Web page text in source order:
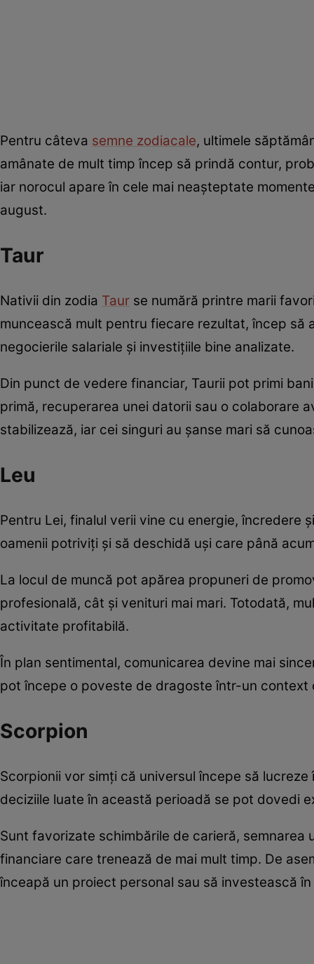
Pentru câteva semne zodiacale, ultimele
amânate de mult timp încep să prindă contur,
iar norocul apare în cele mai neașteptate
august.
Taur
Nativii din zodia Taur se numără printre marii
muncească mult pentru fiecare rezultat, încep să
negocierile salariale și investițiile bine analizate.
Din punct de vedere financiar, Taurii pot primi
primă, recuperarea unei datorii sau o colaborare
stabilizează, iar cei singuri au șanse mari să
Leu
Pentru Lei, finalul verii vine cu energie, încredere
oamenii potriviți și să deschidă uși care până
La locul de muncă pot apărea propuneri de
profesională, cât și venituri mai mari. Totodată,
activitate profitabilă.
În plan sentimental, comunicarea devine mai
pot începe o poveste de dragoste într-un
Scorpion
Scorpionii vor simți că universul începe să
deciziile luate în această perioadă se pot dovedi
Sunt favorizate schimbările de carieră,
financiare care trenează de mai mult timp. De
înceapă un proiect personal sau să investească